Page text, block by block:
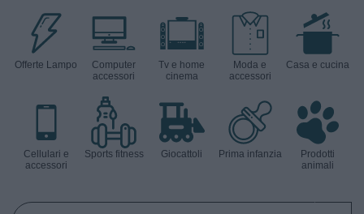
Offerte Lampo
Computer
accessori
Tv e home
cinema
Moda e
accessori
Casa e cucina
Cellulari e
accessori
Sports fitness Giocattoli Prima infanzia
Prodotti
animali